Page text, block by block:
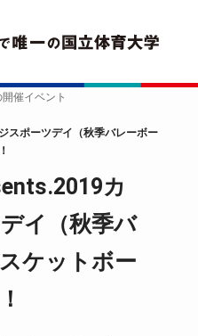
催イベント
ポーツデイ（秋季バレーボー
カ
イ（秋季バ
ケットボー